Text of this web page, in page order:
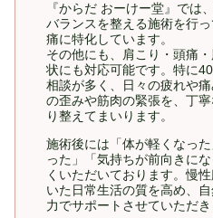
『からだ おーけー堂』では
バランスを整える施術を行
痛に特化しています。
その他にも、肩こり・頭痛
状にも対応可能です。特に
相談が多く、日々の疲れや
の歪みや筋肉の緊張を、丁
り整えてまいります。
施術後には「体が軽くなっ
った」「気持ちが前向きに
くいただいております。慢
いた日常生活の質を高め、
力でサポートさせていただき